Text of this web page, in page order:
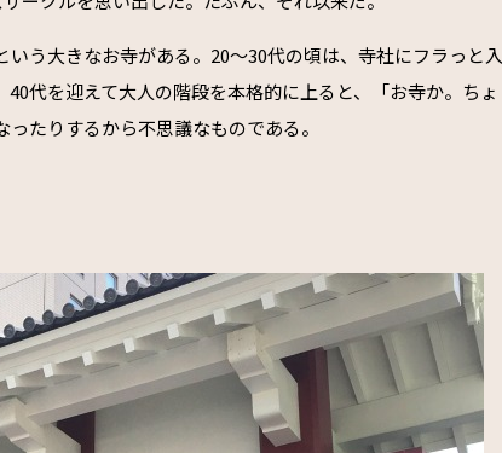
う大きなお寺がある。20～30代の頃は、寺社にフラっと入
代を迎えて大人の階段を本格的に上ると、「お寺か。ちょ
たりするから不思議なものである。